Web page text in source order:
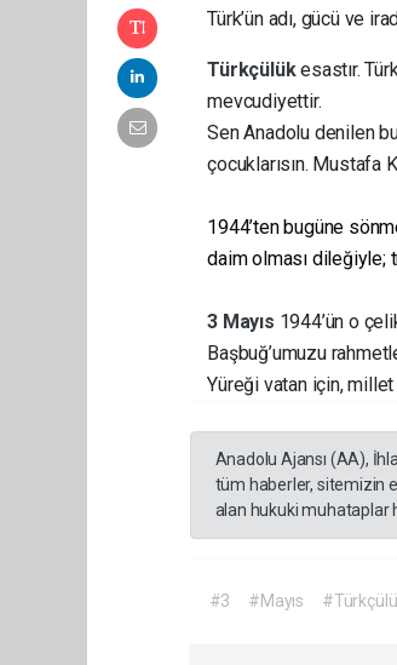
Türk’ün adı, gücü ve
Türkçülükesastır.
mevcudiyettir.
Sen Anadolu denilen
çocuklarısın. Mustafa
1944’ten bugüne
daim olması dileğiyle;
3 Mayıs 1944’ün o
Başbuğ’umuzu
Yüreği vatan için, millet
Anadolu Ajansı (AA),
tüm haberler, sitemizin
alan hukuki muhataplar
#3 #Mayıs